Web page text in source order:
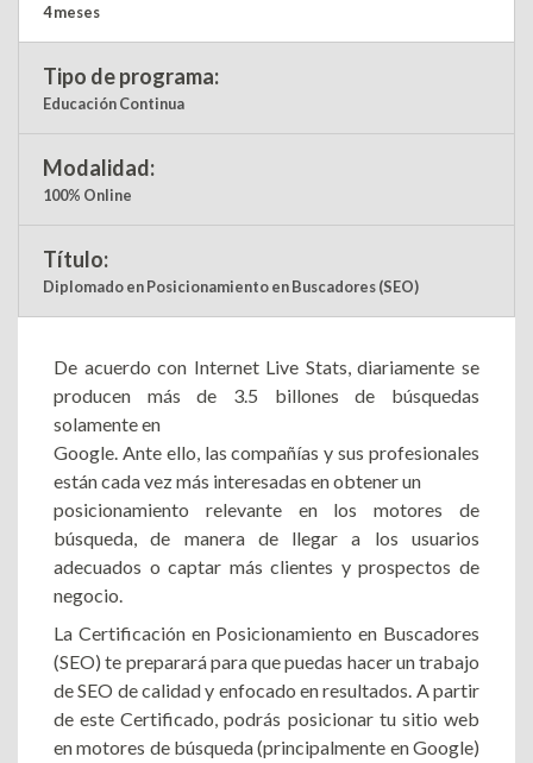
4 meses
Tipo de programa:
Educación Continua
Modalidad:
100% Online
Título:
Diplomado en Posicionamiento en Buscadores (SEO)
De acuerdo con Internet Live Stats, diariamente se
producen más de 3.5 billones de búsquedas
solamente en
Google. Ante ello, las compañías y sus profesionales
están cada vez más interesadas en obtener un
posicionamiento relevante en los motores de
búsqueda, de manera de llegar a los usuarios
adecuados o captar más clientes y prospectos de
negocio.
La Certificación en Posicionamiento en Buscadores
(SEO) te preparará para que puedas hacer un trabajo
de SEO de calidad y enfocado en resultados. A partir
de este Certificado, podrás posicionar tu sitio web
en motores de búsqueda (principalmente en Google)